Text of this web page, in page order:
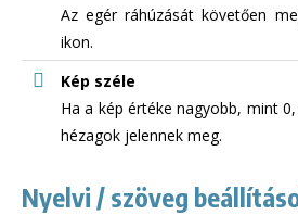
Az egér ráhúzását követően
ikon.
Kép széle
Ha a kép értéke nagyobb, mint
hézagok jelennek meg.
Nyelvi / szöveg